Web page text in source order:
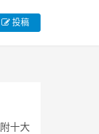
投稿
十大